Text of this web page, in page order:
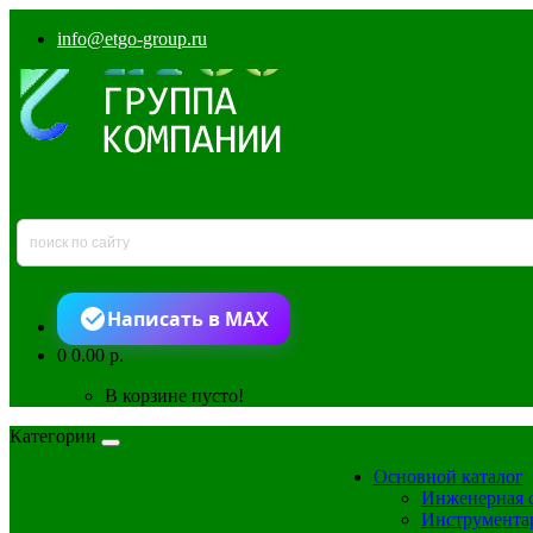
info@etgo-group.ru
Написать в MAX
00.00 р.
В корзине пусто!
Категории
Основной каталог
Инженерная